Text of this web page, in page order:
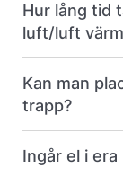
Hur lång tid
luft/luft
Kan man
trapp?
Ingår el i